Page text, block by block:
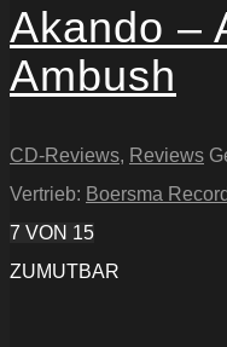
Akando –
Ambush
CD-Reviews, Reviews
Vertrieb: Boersma
7 VON 15
ZUMUTBAR